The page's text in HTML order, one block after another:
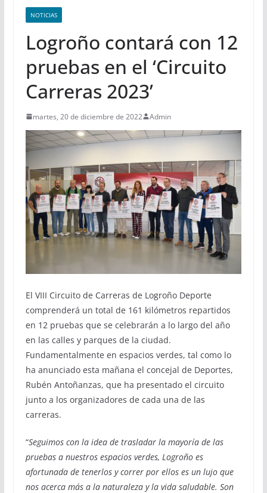
NOTICIAS
Logroño contará con 12
pruebas en el ‘Circuito
Carreras 2023’
martes, 20 de diciembre de 2022 Admin
El VIII Circuito de Carreras de Logroño Deporte
comprenderá un total de 161 kilómetros repartidos
en 12 pruebas que se celebrarán a lo largo del año
en las calles y parques de la ciudad.
Fundamentalmente en espacios verdes, tal como lo
ha anunciado esta mañana el concejal de Deportes,
Rubén Antoñanzas, que ha presentado el circuito
junto a los organizadores de cada una de las
carreras.
“Seguimos con la idea de trasladar la mayoría de las
pruebas a nuestros espacios verdes, Logroño es
afortunada de tenerlos y correr por ellos es un lujo que
nos acerca más a la naturaleza y la vida saludable. Son